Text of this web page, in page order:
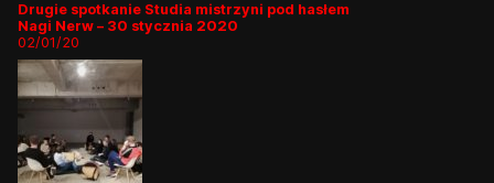
Drugie spotkanie Studia mistrzyni pod hasłem
Nagi Nerw – 30 stycznia 2020
02/01/20